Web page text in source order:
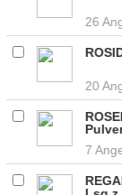
26
20
7